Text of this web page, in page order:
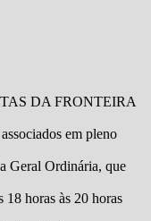
DA FRONTEIRA
em pleno
Geral Ordinária, que
18 horas às 20 horas